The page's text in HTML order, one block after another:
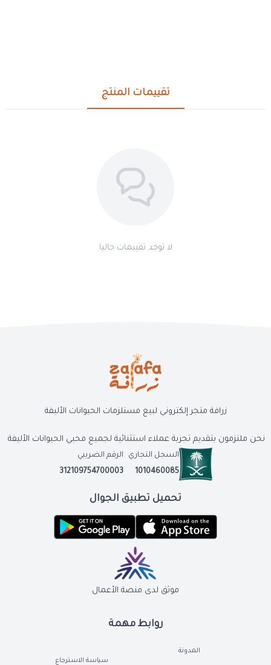
تقييمات المنتج
لا توجد تقييمات حاليا
روابط مهمة
المدونة
سياسة الاسترجاع
زرافة متجر إلكتروني لبيع مستلزمات الحيوانات الأليفة
نحن ملتزمون بتقديم تجربة عملاء استثنائية لجميع محبي الحيوانات الأليفة
السجل التجاري
1010460085
الرقم الضريبي
312109754700003
تحميل تطبيق الجوال
موثق لدى منصة الأعمال